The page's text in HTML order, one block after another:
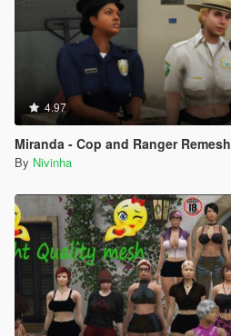
4.97
Miranda - Cop and Ranger Remesh
By Nivinha